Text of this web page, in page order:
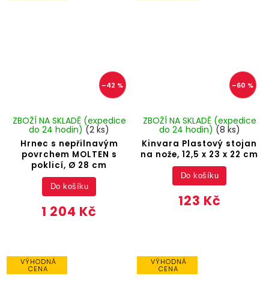
–42 %
Hrnec s nepřilnavým
povrchem MOLTEN s
poklicí, Ø 28 cm
ZBOŽÍ NA SKLADĚ (expedice
do 24 hodin) (2 ks)
1 204 Kč
Do košíku
–60 %
Kinvara Plastový stojan
na nože, 12,5 x 23 x 22 cm
ZBOŽÍ NA SKLADĚ (expedice
do 24 hodin) (8 ks)
123 Kč
Do košíku
VÝHODNÁ
CENA
VÝHODNÁ
CENA